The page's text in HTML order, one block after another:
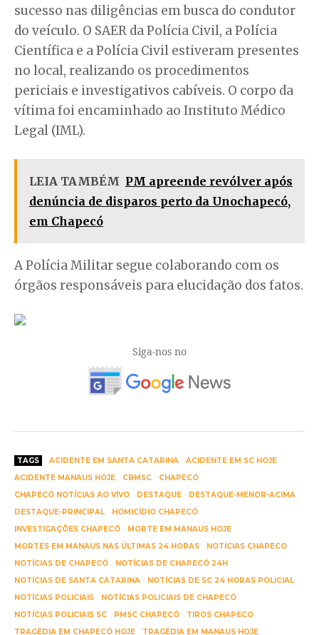
sucesso nas diligências em busca do condutor
do veículo. O SAER da Polícia Civil, a Polícia
Científica e a Polícia Civil estiveram presentes
no local, realizando os procedimentos
periciais e investigativos cabíveis. O corpo da
vítima foi encaminhado ao Instituto Médico
Legal (IML).
LEIA TAMBÉM PM apreende revólver após
denúncia de disparos perto da Unochapecó,
em Chapecó
A Polícia Militar segue colaborando com os
órgãos responsáveis para elucidação dos fatos.
Siga-nos no
TAGS ACIDENTE EM SANTA CATARINA
ACIDENTE EM SC HOJE
ACIDENTE MANAUS HOJE
CBMSC
CHAPECÓ
CHAPECÓ NOTÍCIAS AO VIVO
DESTAQUE
DESTAQUE-MENOR-ACIMA
DESTAQUE-PRINCIPAL
HOMICÍDIO CHAPECÓ
INVESTIGAÇÕES CHAPECÓ
MORTE EM MANAUS HOJE
MORTES EM MANAUS NAS ÚLTIMAS 24 HORAS
NOTICIAS CHAPECO
NOTÍCIAS DE CHAPECÓ
NOTÍCIAS DE CHAPECÓ 24H
NOTÍCIAS DE SANTA CATARINA
NOTÍCIAS DE SC 24 HORAS POLICIAL
NOTÍCIAS POLICIAIS
NOTÍCIAS POLICIAIS DE CHAPECÓ
NOTÍCIAS POLICIAIS SC
PMSC CHAPECÓ
TIROS CHAPECO
TRAGÉDIA EM CHAPECÓ HOJE
TRAGÉDIA EM MANAUS HOJE